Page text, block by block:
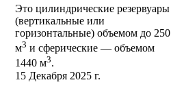
Это цилиндрические резервуары
(вертикальные или
горизонтальные) объемом до 250
м3 и сферические ― объемом
1440 м3.
15 Декабря 2025 г.